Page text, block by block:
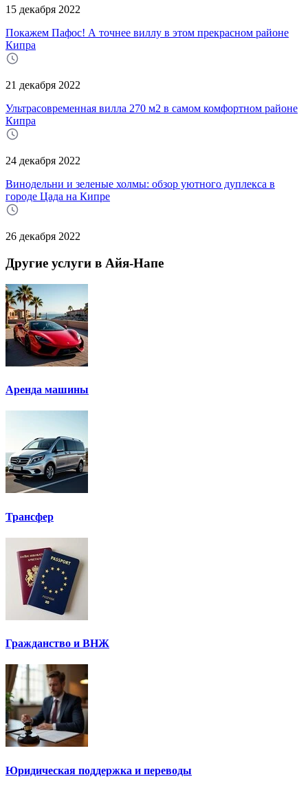
15 декабря 2022
Покажем Пафос! А точнее виллу в этом прекрасном районе
Кипра
21 декабря 2022
Ультрасовременная вилла 270 м2 в самом комфортном районе
Кипра
24 декабря 2022
Винодельни и зеленые холмы: обзор уютного дуплекса в
городе Цада на Кипре
26 декабря 2022
Другие услуги в Айя-Напе
Аренда машины
Трансфер
Гражданство и ВНЖ
Юридическая поддержка и переводы